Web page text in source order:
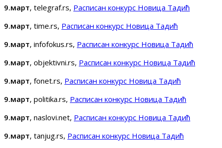
9.март, telegraf.rs, Расписан конкурс Новица Тадић
9.март, time.rs, Расписан конкурс Новица Тадић
9.март, infofokus.rs, Расписан конкурс Новица Тадић
9.март, objektivni.rs, Расписан конкурс Новица Тадић
9.март, fonet.rs, Расписан конкурс Новица Тадић
9.март, politika.rs, Расписан конкурс Новица Тадић
9.март, naslovi.net, Расписан конкурс Новица Тадић
9.март, tanjug.rs, Расписан конкурс Новица Тадић